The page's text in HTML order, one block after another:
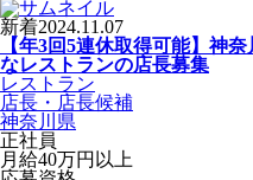
新着2024.11.07
【年3回5連休取得可能】神
なレストランの店長募集
レストラン
店長・店長候補
神奈川県
正社員
月給40万円以上